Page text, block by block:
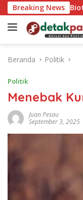
Langsung
ke
konten
Breaking News
AI dan Bioteknologi
Beranda Politik
Politik
Menebak
Juan Pesau
September 3, 2025